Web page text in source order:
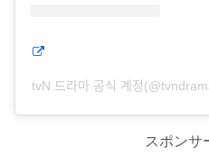
tvN 드라마 공식
スポンサ